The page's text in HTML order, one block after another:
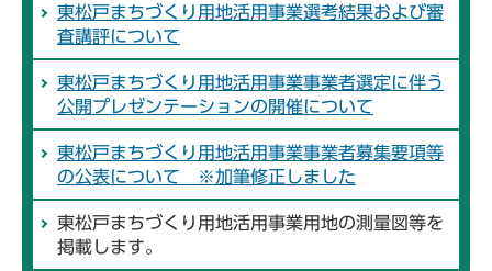
東松戸まちづくり用地活用事業選考結果および審
査講評について
東松戸まちづくり用地活用事業事業者選定に伴う
公開プレゼンテーションの開催について
東松戸まちづくり用地活用事業事業者募集要項等
の公表について ※加筆修正しました
東松戸まちづくり用地活用事業用地の測量図等を
掲載します。